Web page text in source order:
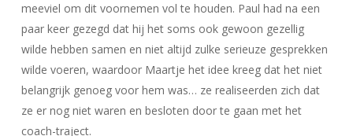
meeviel om dit voornemen vol te houden. Paul had na een
paar keer gezegd dat hij het soms ook gewoon gezellig
wilde hebben samen en niet altijd zulke serieuze gesprekken
wilde voeren, waardoor Maartje het idee kreeg dat het niet
belangrijk genoeg voor hem was… ze realiseerden zich dat
ze er nog niet waren en besloten door te gaan met het
coach-traject.